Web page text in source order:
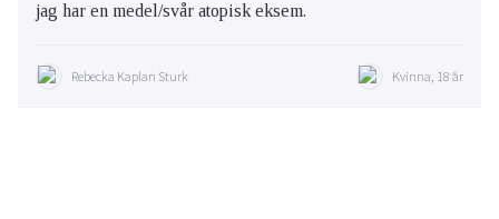
jag har en medel/svår atopisk eksem.
Rebecka Kaplan Sturk Kvinna, 18 år